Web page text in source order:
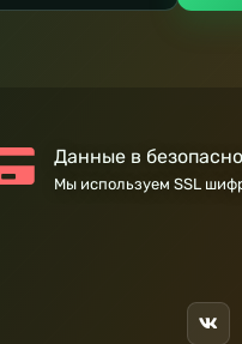
Данные в
Мы используем SSL